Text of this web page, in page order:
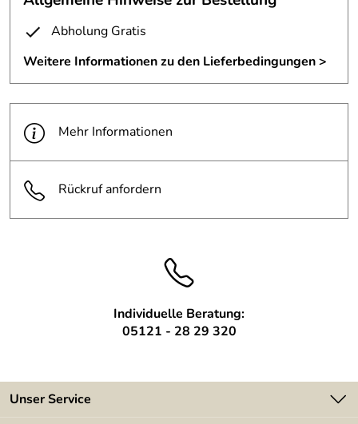
Tel. 0 51 21 / 28 29 3 23
Gewindebolzen
Größe:
ca. 10 x 10 cm
Oberfläche:
geschliffen Korn 240
Abholung Gratis
Weitere Informationen zu den Lieferbedingungen >
Mehr Informationen
Rückruf anfordern
Individuelle Beratung:
05121 - 28 29 320
Unser Service